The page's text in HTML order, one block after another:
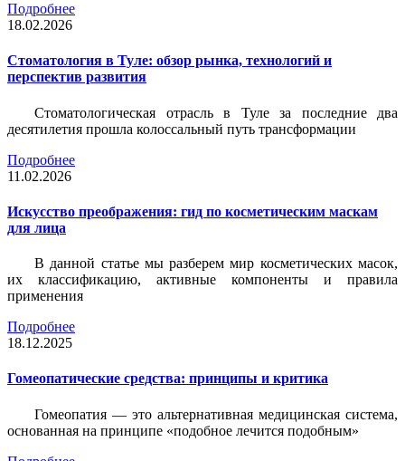
Подробнее
18.02.2026
Стоматология в Туле: обзор рынка, технологий и
перспектив развития
Стоматологическая отрасль в Туле за последние два
десятилетия прошла колоссальный путь трансформации
Подробнее
11.02.2026
Искусство преображения: гид по косметическим маскам
для лица
В данной статье мы разберем мир косметических масок,
их классификацию, активные компоненты и правила
применения
Подробнее
18.12.2025
Гомеопатические средства: принципы и критика
Гомеопатия — это альтернативная медицинская система,
основанная на принципе «подобное лечится подобным»